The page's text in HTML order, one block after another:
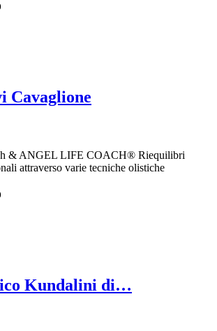
Cavaglione
& ANGEL LIFE COACH® Riequilibri
attraverso varie tecniche olistiche
Kundalini di…